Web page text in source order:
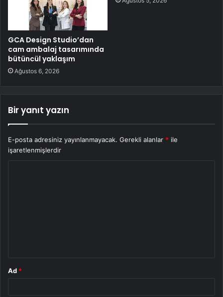
GCA Design Studio’dan
cam ambalaj tasarımında
bütüncül yaklaşım
Ağustos 6, 2026
Bir yanıt yazın
E-posta adresiniz yayınlanmayacak. Gerekli alanlar * ile
işaretlenmişlerdir
Ad *